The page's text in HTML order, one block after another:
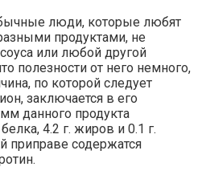
люди, которые любят
продуктами, не
или любой другой
полезности от него немного,
по которой следует
заключается в его
данного продукта
4.2 г. жиров и 0.1 г.
приправе содержатся